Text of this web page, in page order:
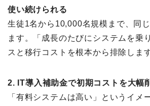
使い続けられる
生徒1名から10,000名規模まで、同
ます。「成長のたびにシステムを乗
スと移行コストを根本から排除します
2. IT導入補助金で初期コストを大幅
「有料システムは高い」というイメ